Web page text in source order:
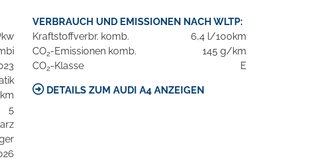
5
VERBRAUCH UND EMISSIONEN NACH WLTP:
Kraftstoffverbr. komb.
6,4 l/100km
CO2-Emissionen komb.
145 g/km
CO2-Klasse E
DETAILS ZUM AUDI A4 ANZEIGEN